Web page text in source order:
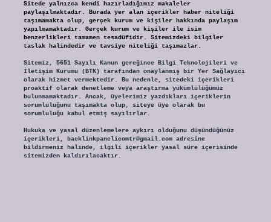
Sitede yalnızca kendi hazırladığımız makaleler
paylaşılmaktadır. Burada yer alan içerikler haber niteliği
taşımamakta olup, gerçek kurum ve kişiler hakkında paylaşım
yapılmamaktadır. Gerçek kurum ve kişiler ile isim
benzerlikleri tamamen tesadüfidir. Sitemizdeki bilgiler
taslak halindedir ve tavsiye niteliği taşımazlar.
Sitemiz, 5651 Sayılı Kanun gereğince Bilgi Teknolojileri ve
İletişim Kurumu (BTK) tarafından onaylanmış bir Yer Sağlayıcı
olarak hizmet vermektedir. Bu nedenle, sitedeki içerikleri
proaktif olarak denetleme veya araştırma yükümlülüğümüz
bulunmamaktadır. Ancak, üyelerimiz yazdıkları içeriklerin
sorumluluğunu taşımakta olup, siteye üye olarak bu
sorumluluğu kabul etmiş sayılırlar.
Hukuka ve yasal düzenlemelere aykırı olduğunu düşündüğünüz
içerikleri, backlinkpanelicomtr@gmail.comadresine
bildirmeniz halinde, ilgili içerikler yasal süre içerisinde
sitemizden kaldırılacaktır.